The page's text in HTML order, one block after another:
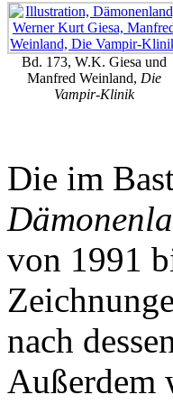
Bd. 173, W.K. Giesa und
Manfred Weinland, Die
Vampir-Klinik
Die im
von 1991
nach
Außerdem